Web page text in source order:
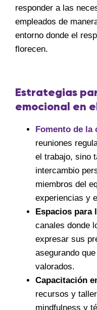
responder a las
empleados de
entorno donde el
florecen.
Estrategias
emocional en
Fomento de la
reuniones
el trabajo, sino
intercambio
miembros del
experiencias y
Espacios para
canales donde
expresar sus
asegurando
valorados.
Capacitación
recursos y
mindfulness y